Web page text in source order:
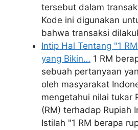
tersebut dalam
Kode ini digunakan
bahwa transaksi
Intip Hal Tentang "1
yang Bikin… 1 RM
sebuah pertanyaan
oleh masyarakat
mengetahui nilai tukar
(RM) terhadap Rupiah
Istilah "1 RM berapa